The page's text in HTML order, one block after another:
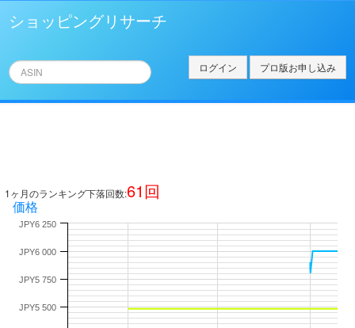
ショッピングリサーチ
ログイン プロ版お申し込み
1ヶ月のランキング下落回数:61回
価格
JPY6 000
JPY5 500
JPY5 750
JPY6 250